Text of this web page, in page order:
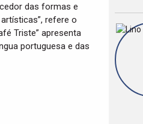
das formas e
refere o
Triste” apresenta
portuguesa e das